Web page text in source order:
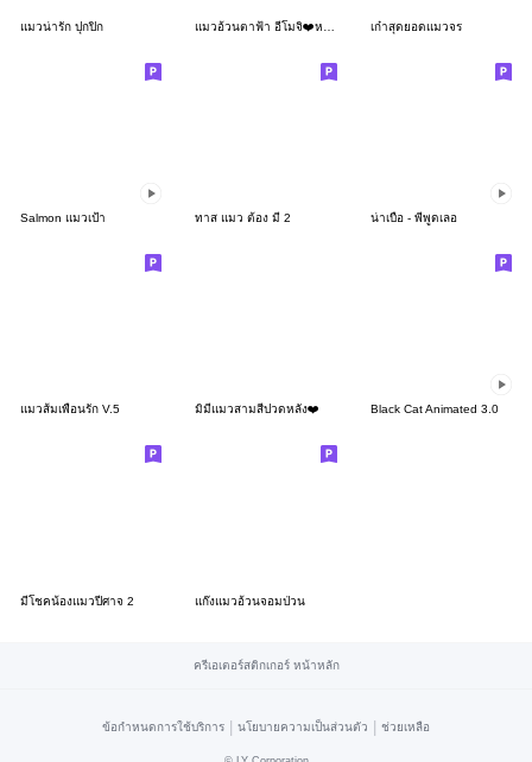
แมวน่ารัก ปุกปิก เก๋าสุดยอดแมวจร
Salmon แมวเป้า ทาส แมว ต้อง มี 2 น่าเบื่อ - พี่พูดเลอ
แมวส้มเพื่อนรัก V.5 มิมี่แมวสามสีปวดหลัง❤️ Black Cat Animated 3.0
มีโชคน้องแมวปีศาจ 2 แก๊งแมวอ้วนจอมป่วน
ครีเอเตอร์สติกเกอร์ หน้าหลัก
ข้อกำหนดการใช้บริการ | นโยบายความเป็นส่วนตัว | ช่วยเหลือ